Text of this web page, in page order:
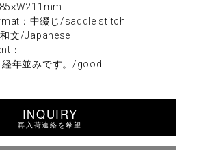
：中綴じ/saddle stitch
文/Japanese
：
年並みです。/good
INQUIRY
再入荷連絡を希望